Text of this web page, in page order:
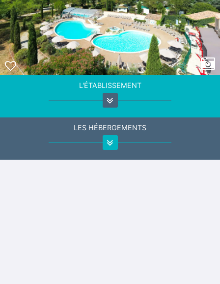
L'ÉTABLISSEMENT
LES HÉBERGEMENTS